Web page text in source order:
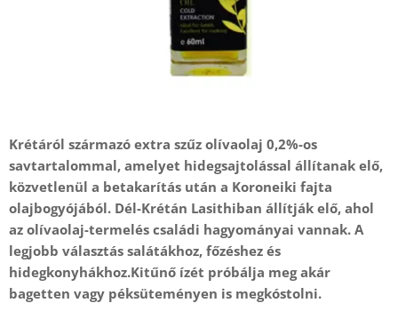
Krétáról származó extra szűz olívaolaj 0,2%-os
savtartalommal, amelyet hidegsajtolással állítanak elő,
közvetlenül a betakarítás után a Koroneiki fajta
olajbogyójából. Dél-Krétán Lasithiban állítják elő, ahol
az olívaolaj-termelés családi hagyományai vannak. A
legjobb választás salátákhoz, főzéshez és
hidegkonyhákhoz.Kitűnő ízét próbálja meg akár
bagetten vagy péksüteményen is megkóstolni.